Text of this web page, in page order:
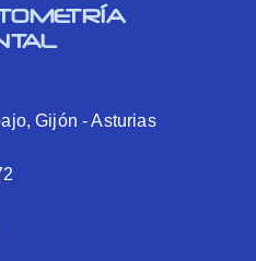
Gijón - Asturias